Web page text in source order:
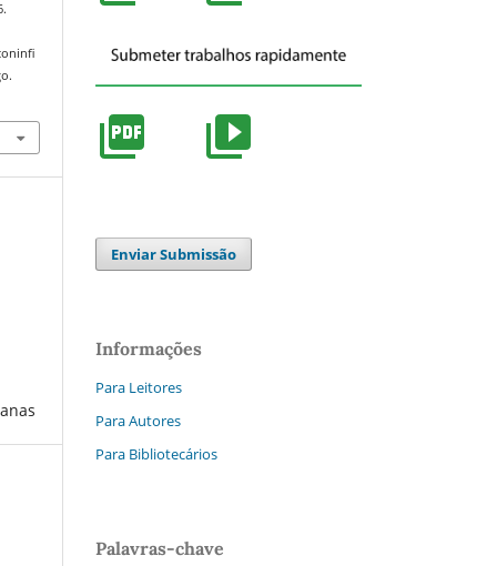
Enviar Submissão
Informações
Para Leitores
Para Autores
Para Bibliotecários
Palavras-chave